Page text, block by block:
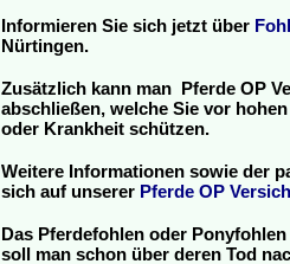
Informieren Sie sich jetzt über
Nürtingen.
Zusätzlich kann man Pferde OP
abschließen, welche Sie vor
oder Krankheit schützen.
Weitere Informationen sowie der
sich auf unserer Pferde OP
Das Pferdefohlen oder
soll man schon über deren Tod